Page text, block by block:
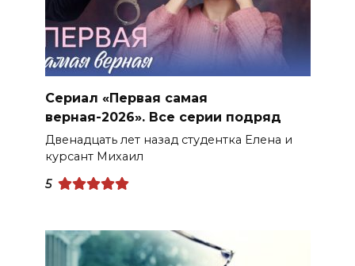
Сериал «Первая самая
верная-2026». Все серии подряд
Двенадцать лет назад студентка Елена и
курсант Михаил
5